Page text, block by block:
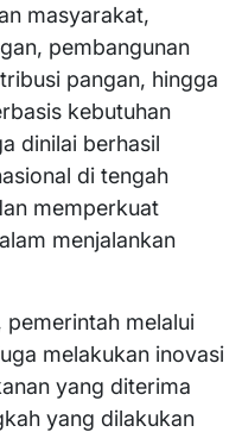
masyarakat,
pembangunan
pangan, hingga
kebutuhan
dinilai berhasil
di tengah
memperkuat
menjalankan
pemerintah melalui
melakukan inovasi
yang diterima
yang dilakukan